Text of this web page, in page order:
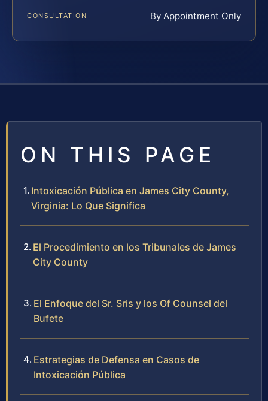
CONSULTATION By Appointment Only
ON THIS PAGE
Intoxicación Pública en James City County,
Virginia: Lo Que Significa
El Procedimiento en los Tribunales de James
City County
El Enfoque del Sr. Sris y los Of Counsel del
Bufete
Estrategias de Defensa en Casos de
Intoxicación Pública